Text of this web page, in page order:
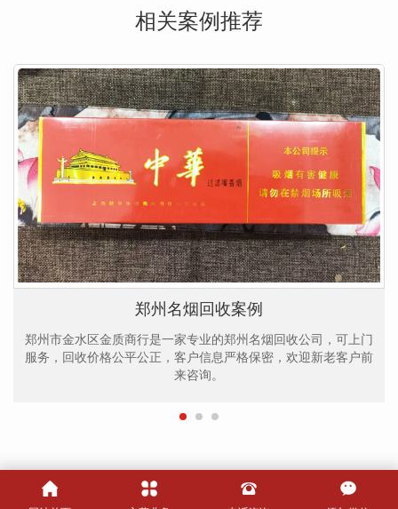
相关案例推荐
郑州名烟回收案例
郑州市金水区金质商行是一家专业的郑州名烟回收公司，可上门
服务，回收价格公平公正，客户信息严格保密，欢迎新老客户前
来咨询。